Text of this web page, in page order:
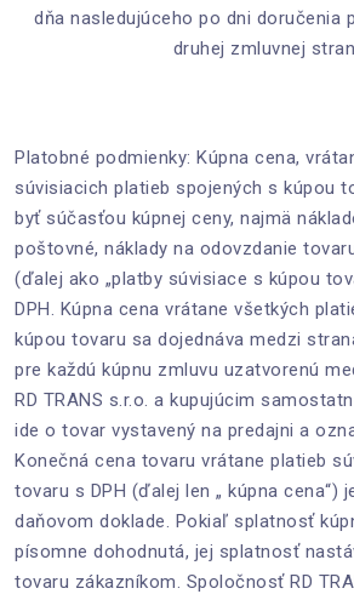
dňa nasledujúceho po dni doručenia
druhej zmluvnej
Platobné podmienky: Kúpna cena,
súvisiacich platieb spojených s kúpou
byť súčasťou kúpnej ceny, najmä
poštovné, náklady na odovzdanie
(ďalej ako „platby súvisiace s kúpou
DPH. Kúpna cena vrátane všetkých
kúpou tovaru sa dojednáva medzi
pre každú kúpnu zmluvu uzatvorenú
RD TRANS s.r.o. a kupujúcim
ide o tovar vystavený na predajni a
Konečná cena tovaru vrátane platieb
tovaru s DPH (ďalej len „ kúpna cena“)
daňovom doklade. Pokiaľ splatnosť
písomne dohodnutá, jej splatnosť
tovaru zákazníkom. Spoločnosť RD